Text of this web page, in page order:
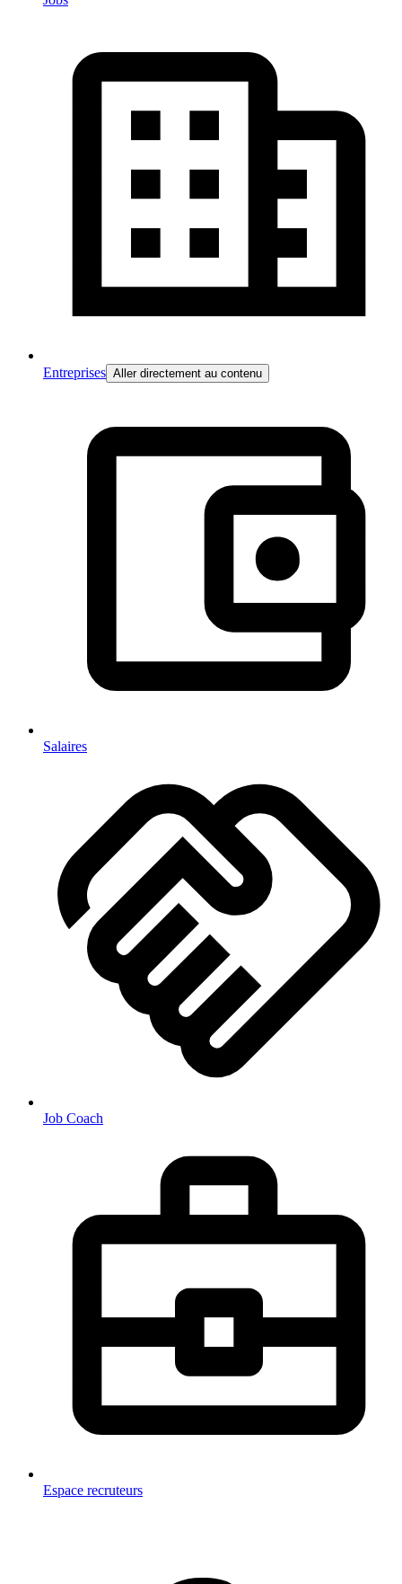
Entreprises Aller directement au contenu
Salaires
Job Coach
Espace recruteurs